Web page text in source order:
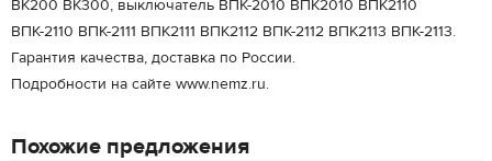
ВК200 ВК300, выключатель ВПК-2010 ВПК2010 ВПК2110
ВПК-2110 ВПК-2111 ВПК2111 ВПК2112 ВПК-2112 ВПК2113 ВПК-2113.
Гарантия качества, доставка по России.
Подробности на сайте www.nemz.ru.
Похожие предложения